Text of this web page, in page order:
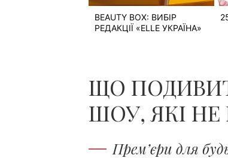
BEAUTY BOX: ВИБІР
РЕДАКЦІЇ «ELLE УКРАЇНА»
ЩО
ШОУ, ЯКІ
Прем’єри для